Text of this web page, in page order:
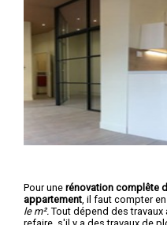
Pour une rénovation complête
appartement , il faut compter
le m². Tout dépend des